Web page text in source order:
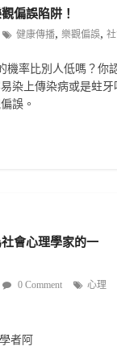
偏誤陷阱！
健康傳播, 樂觀偏誤,
機率比別人低嗎？你
染上傳染病或是蛀
誤。
會心理學家的一
0 Comment
心理
者阿